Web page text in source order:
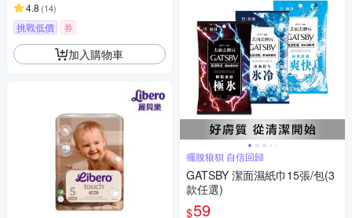
4.8 (14)
挑戰低價 券
加入購物車
擺脫狼狽 自信回歸
GATSBY 潔面濕紙巾15張/包(3
款任選)
$59